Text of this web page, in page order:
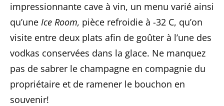
impressionnante cave à vin, un menu varié ainsi
qu’une Ice Room, pièce refroidie à -32 C, qu’on
visite entre deux plats afin de goûter à l’une des
vodkas conservées dans la glace. Ne manquez
pas de sabrer le champagne en compagnie du
propriétaire et de ramener le bouchon en
souvenir!